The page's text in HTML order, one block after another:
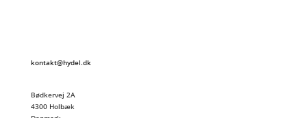
kontakt@hydel.dk
Bødkervej 2A
4300 Holbæk